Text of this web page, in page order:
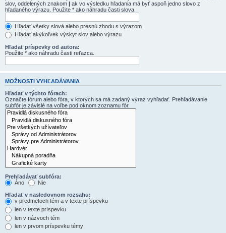
slov, oddelených znakom | ak vo výsledku hľadania má byť aspoň jedno slovo z
hľadaného výrazu. Použite * ako náhradu časti slova.
Hľadať všetky slová alebo presnú zhodu s výrazom
Hľadať akýkoľvek výskyt slov alebo výrazu
Hľadať príspevky od autora:
Použite * ako náhradu časti reťazca.
MOŽNOSTI VYHĽADÁVANIA
Hľadať v týchto fórach:
Označte fórum alebo fóra, v ktorých sa má zadaný výraz vyhľadať. Prehľadávanie
subfór je závislé na voľbe pod oknom zoznamu fór.
Prehľadávať subfóra:
Áno
Nie
Hľadať v nasledovnom rozsahu:
v predmetoch tém a v texte príspevku
len v texte príspevku
len v názvoch tém
len v prvom príspevku témy